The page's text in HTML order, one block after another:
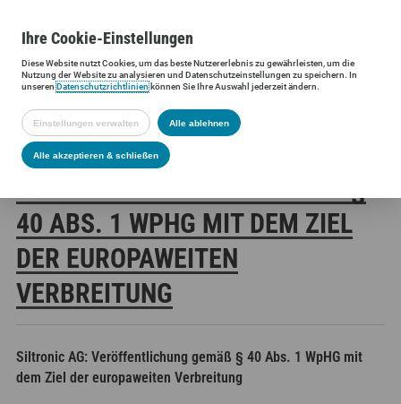
Siltronic AG Investoren Finanzmeldungen
SILTRONIC AG:
0 ABS. 1 WPHG MIT DEM ZIEL D
ER EUROPAWEITEN V
ERBREITUNG
Siltronic AG: Veröffentlichung gemäß § 40 Abs. 1 WpHG mit
dem Ziel der europaweiten Verbreitung
IhreCookie-Einstellungen
DieseWebsitenutzt Cookies, um das beste Nutzererlebnis zu gewährleisten, um die
Nutzung derWebsitezu analysieren und Datenschutzeinstellungen zu speichern. In
unserenDatenschutzrichtlinienkönnen Sie Ihre Auswahl jederzeit ändern.
Einstellungen verwalten Alle ablehnen
Alle akzeptieren & schließen